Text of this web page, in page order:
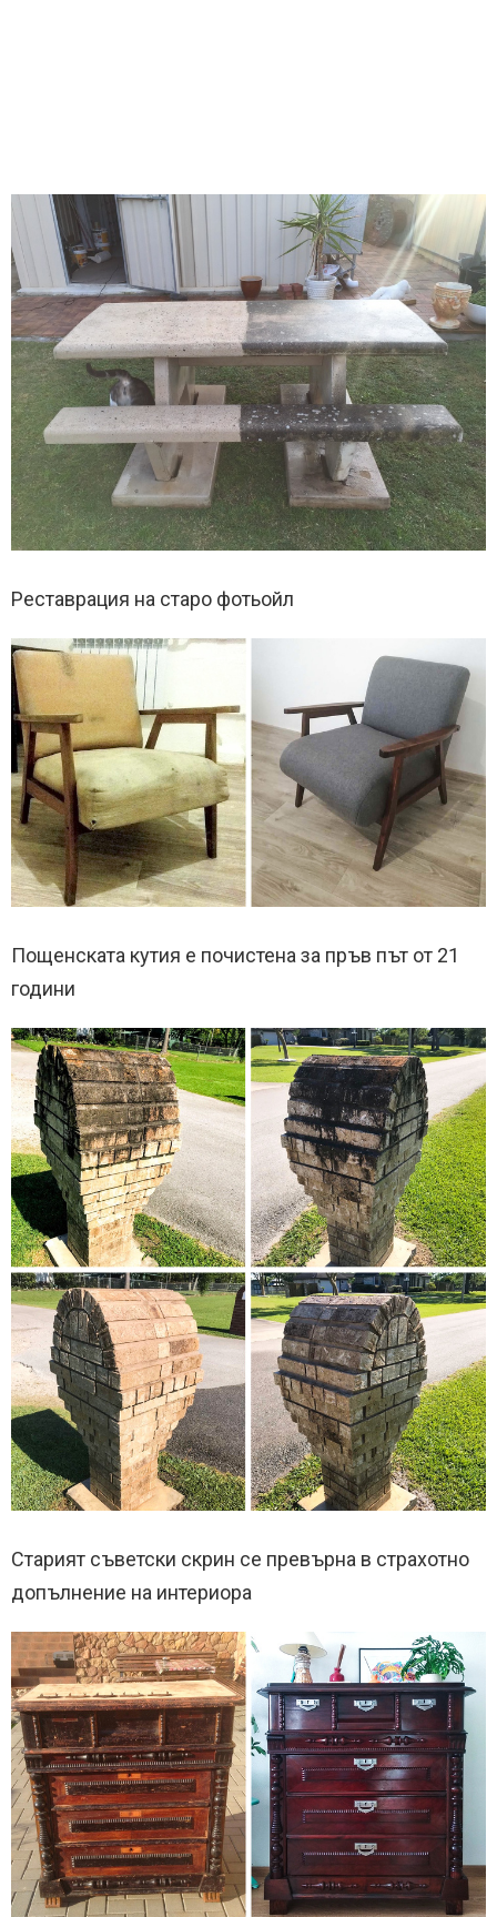
Реставрация на старо фотьойл
Пощенската кутия е почистена за пръв път от 21
години
Старият съветски скрин се превърна в страхотно
допълнение на интериора